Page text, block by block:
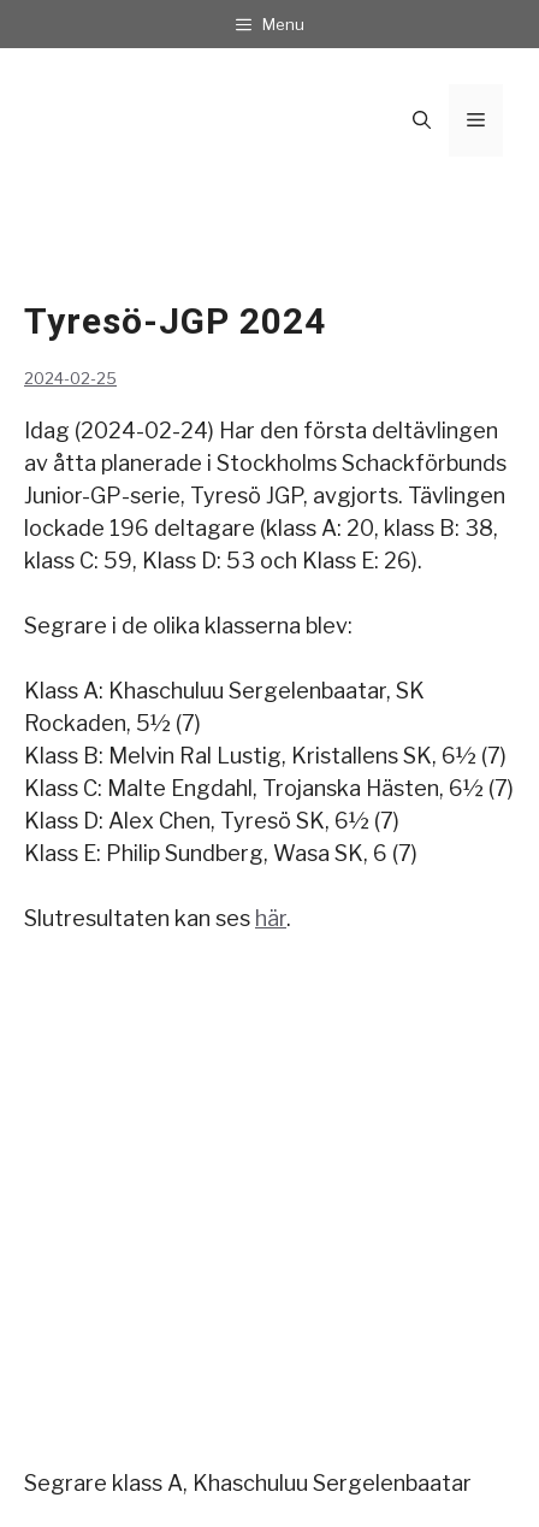
till
Menu
Meny
Tyresö-JGP 2024
2024-02-25
Idag (2024-02-24) Har den första deltävlingen
av åtta planerade i Stockholms Schackförbunds
Junior-GP-serie, Tyresö JGP, avgjorts. Tävlingen
lockade 196 deltagare (klass A: 20, klass B: 38,
klass C: 59, Klass D: 53 och Klass E: 26).
Segrare i de olika klasserna blev:
Klass A: Khaschuluu Sergelenbaatar, SK
Rockaden, 5½ (7)
Klass B: Melvin Ral Lustig, Kristallens SK, 6½ (7)
Klass C: Malte Engdahl, Trojanska Hästen, 6½ (7)
Klass D: Alex Chen, Tyresö SK, 6½ (7)
Klass E: Philip Sundberg, Wasa SK, 6 (7)
Slutresultaten kan ses här.
Segrare klass A, Khaschuluu Sergelenbaatar